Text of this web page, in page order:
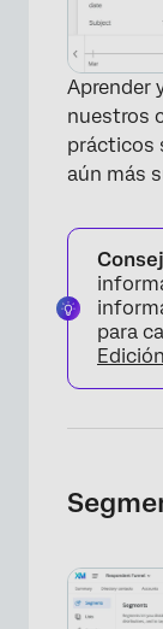
Aprender
nuestros
prácticos
aún más
para